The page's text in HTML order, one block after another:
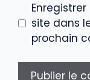
site dans
prochain